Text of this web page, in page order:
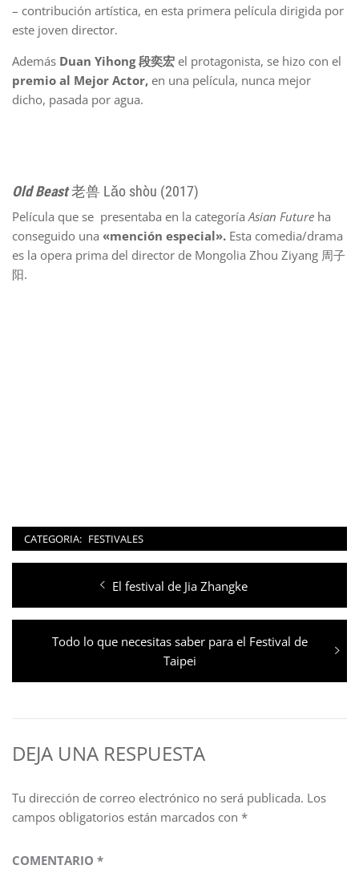
– contribución artística, en esta primera película dirigida por
este joven director.
Además Duan Yihong 段奕宏 el protagonista, se hizo con el
premio al Mejor Actor, en una película, nunca mejor
dicho, pasada por agua.
Old Beast老兽 Lǎo shòu (2017)
Película que se presentaba en la categoría Asian Future ha
conseguido una «mención especial». Esta comedia/drama
es la opera prima del director de Mongolia Zhou Ziyang 周子
阳.
CATEGORIA: FESTIVALES
Navegación
de
entradas
Entrada
anterior:
El festival de Jia Zhangke
Entrada
Todo lo que necesitas saber para el Festival de
Taipei
DEJA UNA RESPUESTA
Tu dirección de correo electrónico no será publicada. Los
campos obligatorios están marcados con *
COMENTARIO *